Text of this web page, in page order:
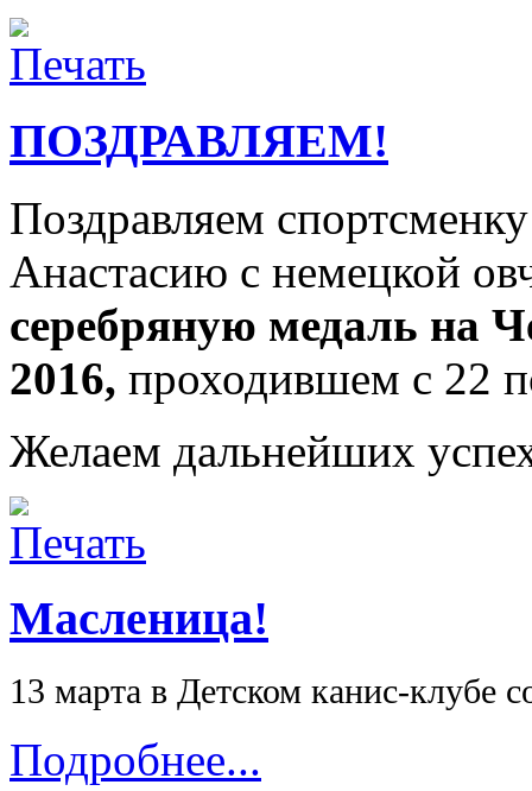
ПОЗДРАВЛЯЕМ!
Поздравляем
Анастасию с немецкой
серебряную медаль на
2016, проходившем с 22
Желаем дальнейших
Масленица!
13 марта в Детском канис-
Подробнее...